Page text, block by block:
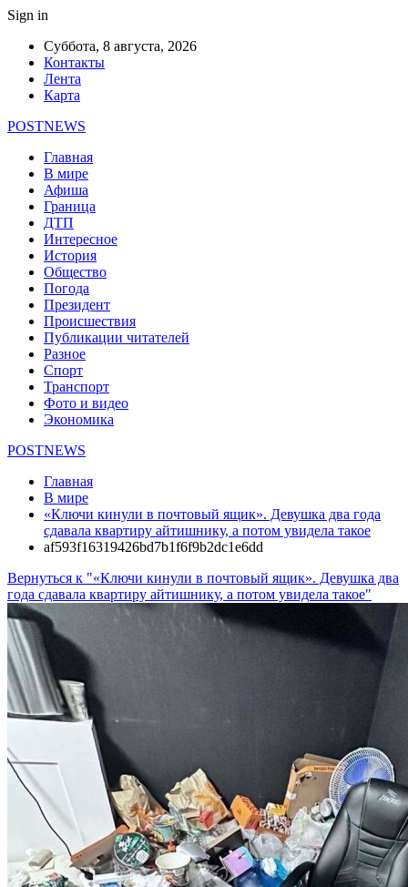
Sign in
Суббота, 8 августа, 2026
Контакты
Лента
Карта
POSTNEWS
Главная
В мире
Афиша
Граница
ДТП
Интересное
История
Общество
Погода
Президент
Происшествия
Публикации читателей
Разное
Спорт
Транспорт
Фото и видео
Экономика
POSTNEWS
Главная
В мире
«Ключи кинули в почтовый ящик». Девушка два года
сдавала квартиру айтишнику, а потом увидела такое
af593f16319426bd7b1f6f9b2dc1e6dd
Вернуться к "«Ключи кинули в почтовый ящик». Девушка два
года сдавала квартиру айтишнику, а потом увидела такое"